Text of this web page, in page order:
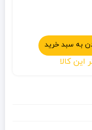
به سبد خرید
کالا